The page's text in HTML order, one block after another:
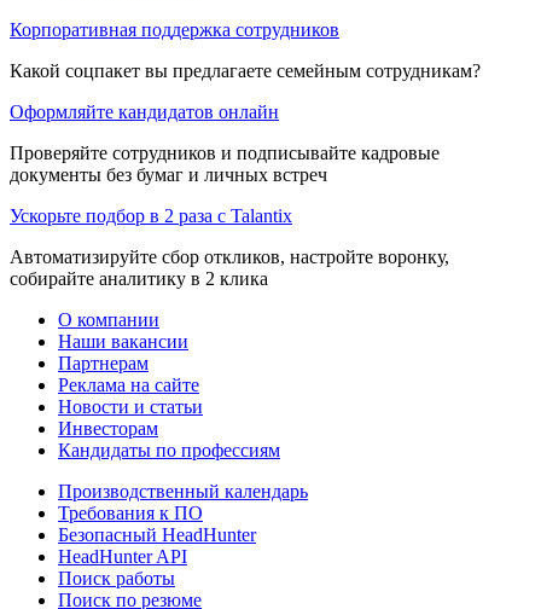
Корпоративная поддержка сотрудников
Какой соцпакет вы предлагаете семейным сотрудникам?
Оформляйте кандидатов онлайн
Проверяйте сотрудников и подписывайте кадровые
документы без бумаг и личных встреч
Ускорьте подбор в 2 раза с Talantix
Автоматизируйте сбор откликов, настройте воронку,
собирайте аналитику в 2 клика
О компании
Наши вакансии
Партнерам
Реклама на сайте
Новости и статьи
Инвесторам
Кандидаты по профессиям
Производственный календарь
Требования к ПО
Безопасный HeadHunter
HeadHunter API
Поиск работы
Поиск по резюме